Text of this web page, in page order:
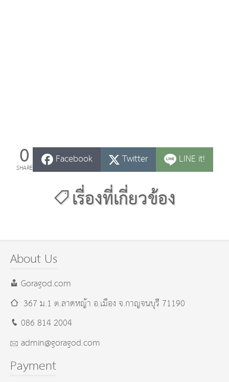
0
SHARE
Facebook Twitter LINE it!
เรื่องที่เกี่ยวข้อง
About Us
Goragod.com
367 ม.1 ต.ลาดหญ้า อ.เมืองจ.กาญจนบุรี 71190
086 814 2004
admin@goragod.com
Payment